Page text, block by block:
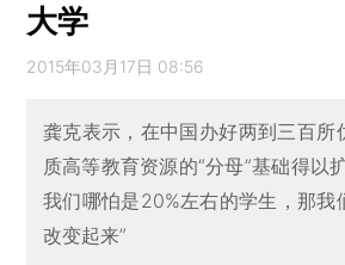
大学
2015年03月17日 08:56
龚克表示，在中国办好两到三百所
质高等教育资源的“分母”基础得以
我们哪怕是20%左右的学生，那我
改变起来”